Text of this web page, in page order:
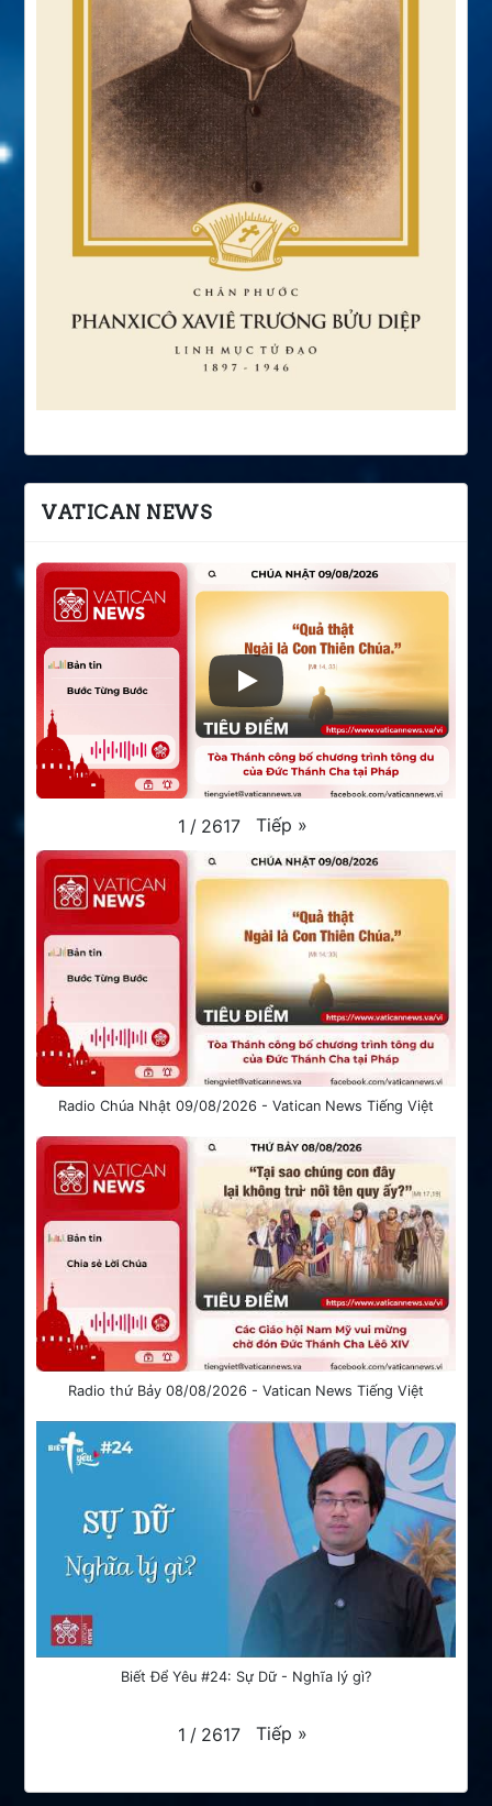
VATICAN NEWS
1 / 2617 Tiếp »
Radio Chúa Nhật 09/08/2026 - Vatican News Tiếng Việt
Radio thứ Bảy 08/08/2026 - Vatican News Tiếng Việt
Biết Để Yêu #24: Sự Dữ - Nghĩa lý gì?
1 / 2617 Tiếp »